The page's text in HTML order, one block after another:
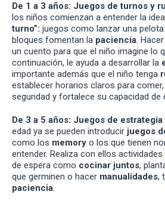
De 1 a 3 años: Juegos de turnos y
los niños comienzan a entender la
turno”: juegos como lanzar una
bloques fomentan la paciencia.
un cuento para que el niño imagine lo
continuación, le ayuda a desarrollar la
importante además que el niño tenga
establecer horarios claros para
seguridad y fortalece su capacidad de
De 3 a 5 años: Juegos de
edad ya se pueden introducir juegos
como los memory o los que tienen
entender. Realiza con ellos
de espera como cocinar juntos,
que germinen o hacer manualidades,
paciencia.